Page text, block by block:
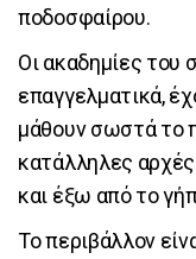
ποδοσφαίρου.
Οι ακαδημίες του
επαγγελματικά,
μάθουν σωστά το
κατάλληλες
και έξω από το
Το περιβάλλον